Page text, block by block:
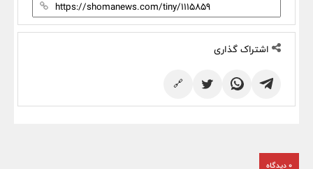
اشتراک گذاری
🔗
0 دیدگاه